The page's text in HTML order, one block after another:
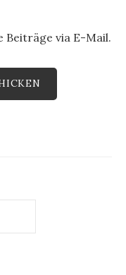
Beiträge via E-Mail.